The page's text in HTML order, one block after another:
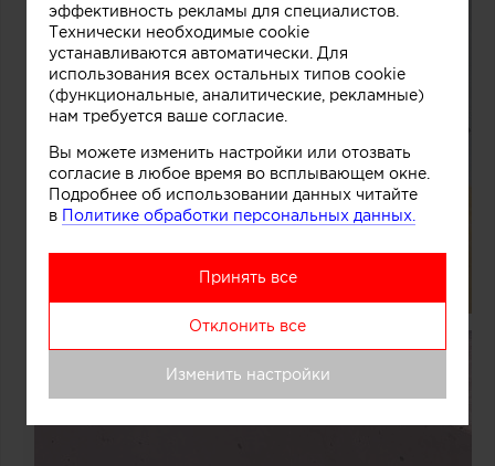
эффективность рекламы для специалистов.
Технически необходимые cookie
устанавливаются автоматически. Для
использования всех остальных типов cookie
(функциональные, аналитические, рекламные)
нам требуется ваше согласие.
Вы можете изменить настройки или отозвать
согласие в любое время во всплывающем окне.
Подробнее об использовании данных читайте
в Политике обработки персональных данных.
Принять все
Отклонить все
Изменить настройки